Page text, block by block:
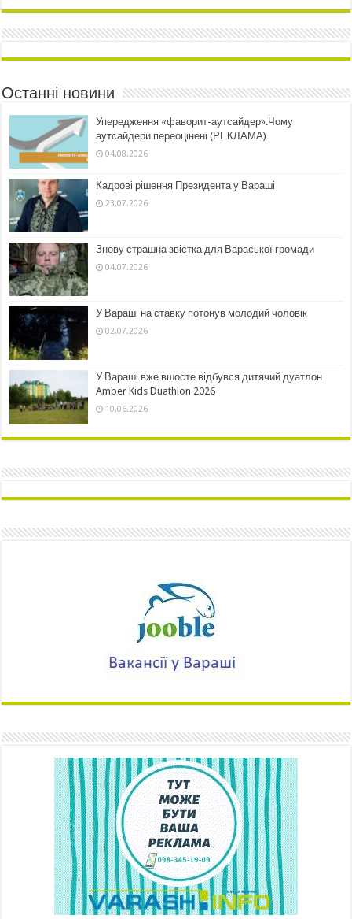
Останні новини
Упередження «фаворит-аутсайдер».Чому
аутсайдери переоцінені (РЕКЛАМА)
04.08.2026
Кадрові рішення Президента у Вараші
23.07.2026
Знову страшна звістка для Вараської громади
04.07.2026
У Вараші на ставку потонув молодий чоловік
02.07.2026
У Вараші вже вшосте відбувся дитячий дуатлон
Amber Kids Duathlon 2026
10.06.2026